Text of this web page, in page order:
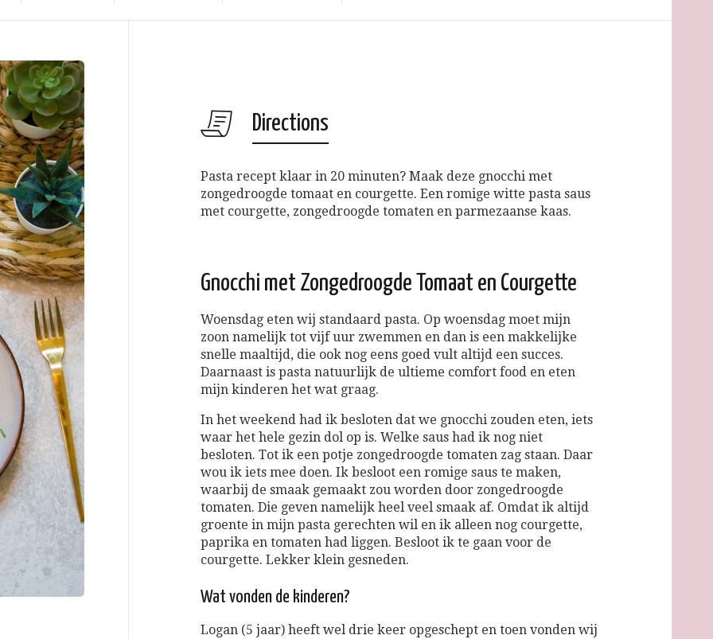
Directions
Pasta recept klaar in 20 minuten? Maak deze gnocchi met
zongedroogde tomaat en courgette. Een romige witte pasta saus
met courgette, zongedroogde tomaten en parmezaanse kaas.
Gnocchi met Zongedroogde Tomaat en Courgette
Woensdag eten wij standaard pasta. Op woensdag moet mijn
zoon namelijk tot vijf uur zwemmen en dan is een makkelijke
snelle maaltijd, die ook nog eens goed vult altijd een succes.
Daarnaast is pasta natuurlijk de ultieme comfort food en eten
mijn kinderen het wat graag.
In het weekend had ik besloten dat we gnocchi zouden eten, iets
waar het hele gezin dol op is. Welke saus had ik nog niet
besloten. Tot ik een potje zongedroogde tomaten zag staan. Daar
wou ik iets mee doen. Ik besloot een romige saus te maken,
waarbij de smaak gemaakt zou worden door zongedroogde
tomaten. Die geven namelijk heel veel smaak af. Omdat ik altijd
groente in mijn pasta gerechten wil en ik alleen nog courgette,
paprika en tomaten had liggen. Besloot ik te gaan voor de
courgette. Lekker klein gesneden.
Wat vonden de kinderen?
Logan (5 jaar) heeft wel drie keer opgeschept en toen vonden wij